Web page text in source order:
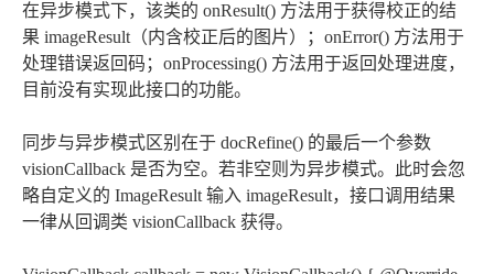
在异步模式下，该类的 onResult() 方法用于获得校正的结
果 imageResult（内含校正后的图片）；onError() 方法用于
处理错误返回码；onProcessing() 方法用于返回处理进度，
目前没有实现此接口的功能。
同步与异步模式区别在于 docRefine() 的最后一个参数
visionCallback 是否为空。若非空则为异步模式。此时会忽
略自定义的 ImageResult 输入 imageResult，接口调用结果
一律从回调类 visionCallback 获得。